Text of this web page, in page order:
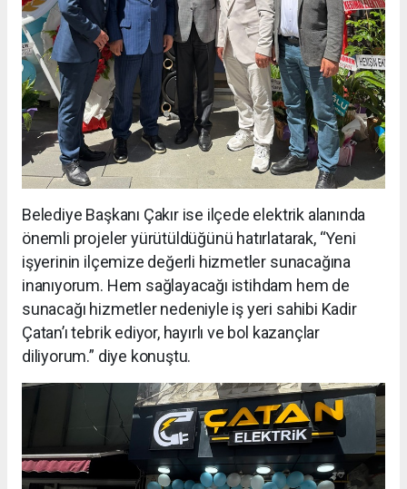
Belediye Başkanı Çakır ise ilçede elektrik alanında
önemli projeler yürütüldüğünü hatırlatarak, “Yeni
işyerinin ilçemize değerli hizmetler sunacağına
inanıyorum. Hem sağlayacağı istihdam hem de
sunacağı hizmetler nedeniyle iş yeri sahibi Kadir
Çatan’ı tebrik ediyor, hayırlı ve bol kazançlar
diliyorum.” diye konuştu.